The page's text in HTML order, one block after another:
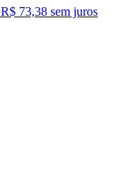
R$ 73,38 sem juros